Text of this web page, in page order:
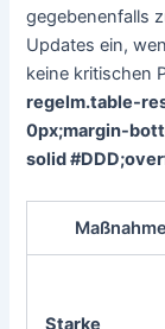
gegebenenfalls
Updates ein,
keine kritischen
regelm.table-
0px;margin-
solid
Maßnahme
Starke